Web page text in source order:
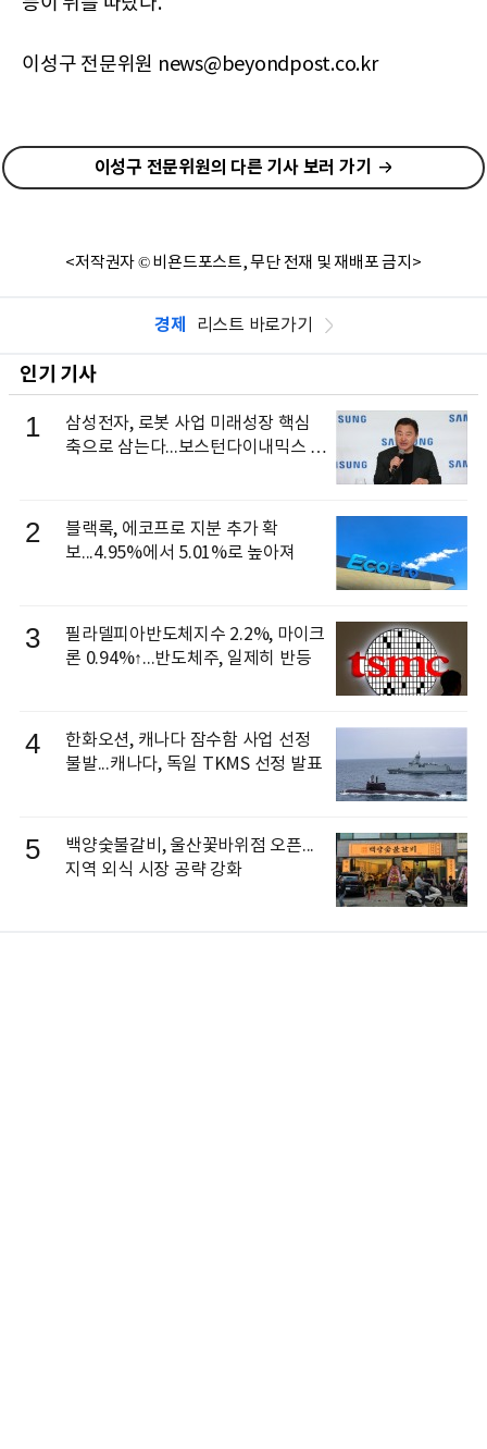
이성구 전문위원 news@beyondpost.co.kr
이성구 전문위원의 다른 기사 보러 가기
<저작권자 © 비욘드포스트, 무단 전재 및 재배포 금지>
경제 리스트 바로가기
인기 기사
1
삼성전자, 로봇 사업 미래성장 핵심
축으로 삼는다...보스턴다이내믹스 출
2
블랙록, 에코프로 지분 추가 확
보...4.95%에서 5.01%로 높아져
3
필라델피아반도체지수 2.2%, 마이크
론 0.94%↑...반도체주, 일제히 반등
4
한화오션, 캐나다 잠수함 사업 선정
불발...캐나다, 독일 TKMS 선정 발표
5
백양숯불갈비, 울산꽃바위점 오픈...
지역 외식 시장 공략 강화